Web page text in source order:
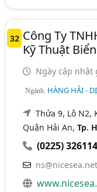
32 Công Ty
Kỹ Thuật
Ngày cập nhật
Ngành: HÀNG HẢI -
Thửa 9, Lô N2,
Quận Hải An,Tp.
(0225)